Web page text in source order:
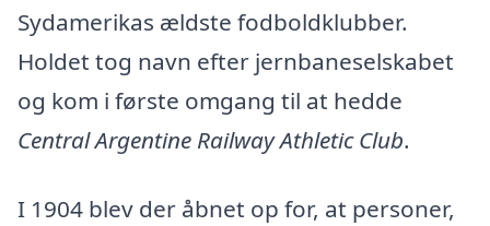
Sydamerikas ældste fodboldklubber.
Holdet tog navn efter jernbaneselskabet
og kom i første omgang til at hedde
Central Argentine Railway Athletic Club.
I 1904 blev der åbnet op for, at personer,